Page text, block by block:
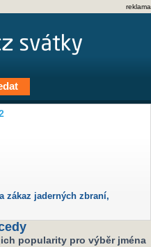
reklama
zákaz jaderných zbraní,
popularity pro výběr jména